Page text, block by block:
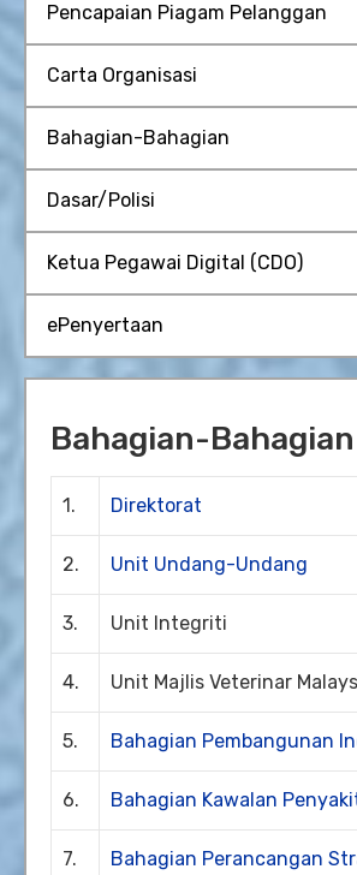
Pencapaian Piagam Pelanggan
Carta Organisasi
Bahagian-Bahagian
Dasar/Polisi
Ketua Pegawai Digital (CDO)
ePenyertaan
Bahagian-Bahagian
1. Direktorat
2. Unit Undang-Undang
3. Unit Integriti
4. Unit Majlis Veterinar
5. Bahagian Pembangunan
6. Bahagian Kawalan
7. Bahagian Perancangan